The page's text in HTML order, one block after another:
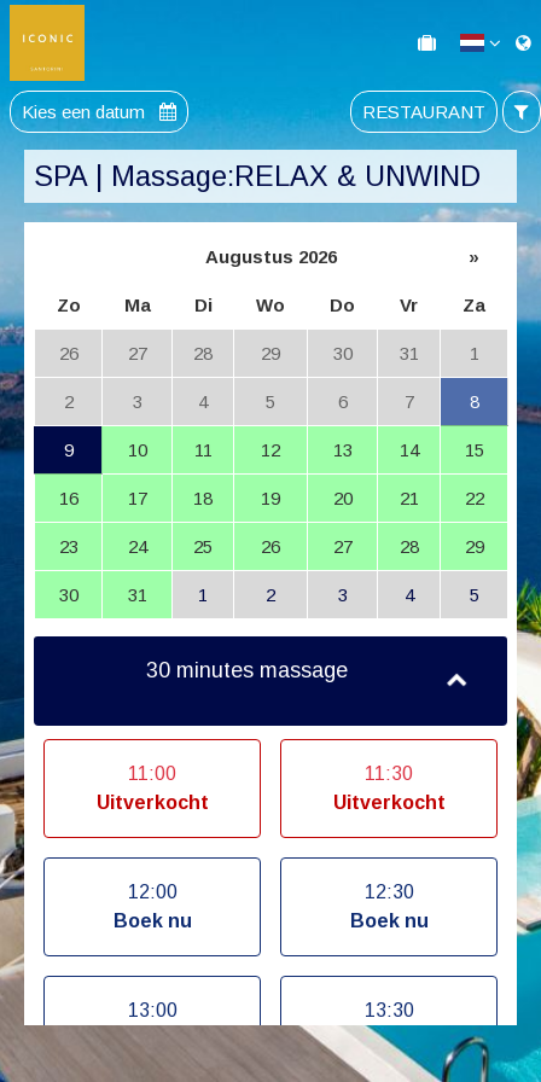
Kies een datum RESTAURANT
SPA | Massage:RELAX & UNWIND
Augustus 2026 »
Zo Ma Di Wo Do Vr Za
26 27 28 29 30 31 1
2 3 4 5 6 7 8
9 10 11 12 13 14 15
16 17 18 19 20 21 22
23 24 25 26 27 28 29
30 31 1 2 3 4 5
30 minutes massage
11:00
Uitverkocht
11:30
Uitverkocht
12:00
Boek nu
12:30
Boek nu
13:00
13:30
Boek nu